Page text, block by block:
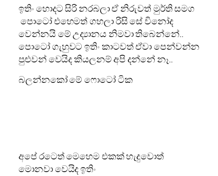
ඉතිං හොදට සිරි නරබලා ඒ නිරුවත් මුර්ති සමග
පොටෝ එහෙමත් ගහලා රිසි සේ විනෝද
වෙන්නයි මේ උද්‍යානය නිමවා තිබෙන්නේ..
පොටෝ ගැහුවට ඉතිං කාටවත් ඒවා පෙන්වන්න
පුළුවන් වෙයිද කියලනම් අපි දන්නේ නෑ..
බලන්නකෝ මේ ෆොටෝ ටික
අපේ රටෙත් මෙහෙම එකක් හැදුවොත්
මොනවා වෙයිද ඉතිං